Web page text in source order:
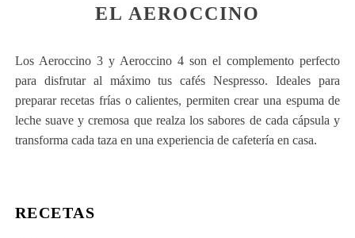
EL AEROCCINO
Los Aeroccino 3 y Aeroccino 4 son el complemento perfecto
para disfrutar al máximo tus cafés Nespresso. Ideales para
preparar recetas frías o calientes, permiten crear una espuma de
leche suave y cremosa que realza los sabores de cada cápsula y
transforma cada taza en una experiencia de cafetería en casa.
RECETAS